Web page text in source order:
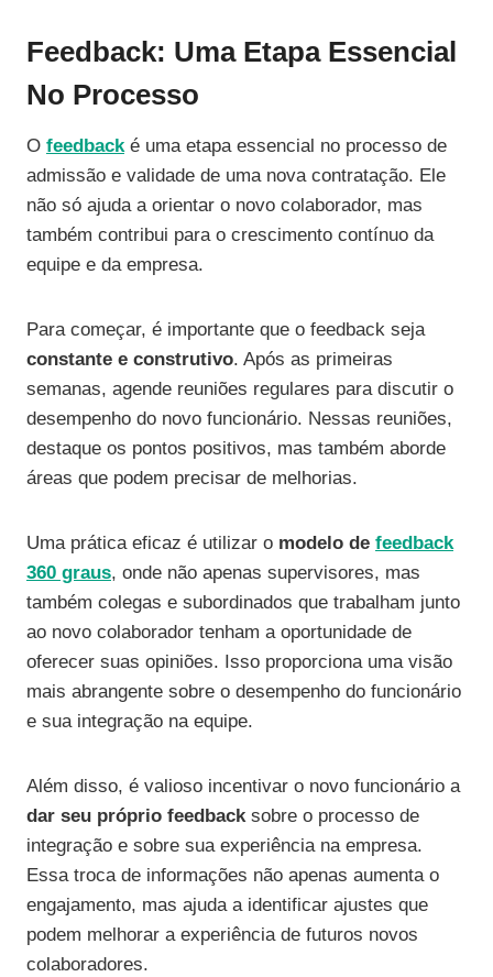
Feedback: Uma Etapa Essencial
No Processo
O feedbacké uma etapa essencial no processo de
admissão e validade de uma nova contratação. Ele
não só ajuda a orientar o novo colaborador, mas
também contribui para o crescimento contínuo da
equipe e da empresa.
Para começar, é importante que o feedback seja
constante e construtivo. Após as primeiras
semanas, agende reuniões regulares para discutir o
desempenho do novo funcionário. Nessas reuniões,
destaque os pontos positivos, mas também aborde
áreas que podem precisar de melhorias.
Uma prática eficaz é utilizar o modelo de feedback
360 graus, onde não apenas supervisores, mas
também colegas e subordinados que trabalham junto
ao novo colaborador tenham a oportunidade de
oferecer suas opiniões. Isso proporciona uma visão
mais abrangente sobre o desempenho do funcionário
e sua integração na equipe.
Além disso, é valioso incentivar o novo funcionário a
dar seu próprio feedbacksobre o processo de
integração e sobre sua experiência na empresa.
Essa troca de informações não apenas aumenta o
engajamento, mas ajuda a identificar ajustes que
podem melhorar a experiência de futuros novos
colaboradores.